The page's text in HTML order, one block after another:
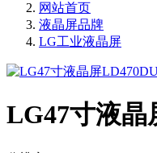
网站首页
液晶屏品牌
LG工业液晶屏
LG47寸液晶